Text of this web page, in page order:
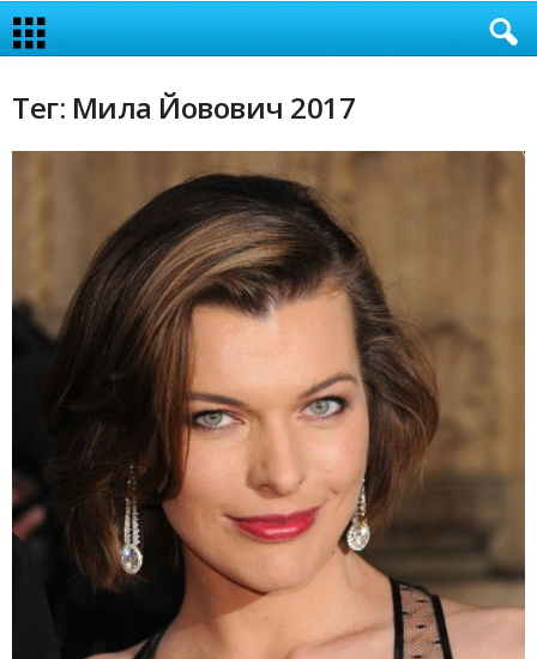
Тег: Мила Йовович 2017